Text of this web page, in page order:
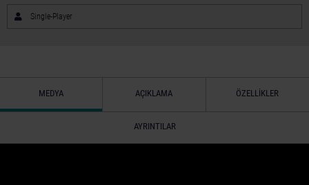
Single-Player
MEDYA AÇIKLAMA ÖZELLIKLER
AYRINTILAR